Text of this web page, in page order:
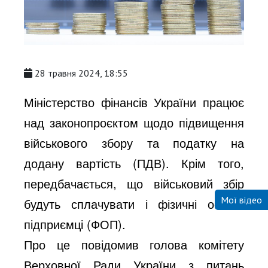
28 травня 2024, 18:55
Міністерство фінансів України працює
над законопроєктом щодо підвищення
військового збору та податку на
додану вартість (ПДВ). Крім того,
передбачається, що військовий збір
будуть сплачувати і фізичні особи-
підприємці (ФОП).
Про це повідомив голова комітету
Мої відео